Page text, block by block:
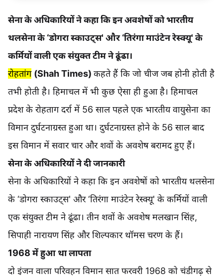
सेना के अधिकारियों ने कहा कि इन अवशेषों को भारतीय
थलसेना के ‘डोगरा स्काउट्स' और ‘तिरंगा माउंटेन रेस्क्यू' के
कर्मियों वाली एक संयुक्त टीम ने ढूंढा।
रोहतांग (Shah Times) कहते हैं कि जो चीज जब होनी होती है
तभी होती है। हिमाचल में भी कुछ ऐसा ही हुआ है। हिमाचल
प्रदेश के रोहताग दर्रा में 56 साल पहले एक भारतीय वायुसेना का
विमान दुर्घटनाग्रस्त हुआ था। दुर्घटनाग्रस्त होने के 56 साल बाद
इस विमान में सवार चार और शवों के अवशेष बरामद हुए हैं।
सेना के अधिकारियों ने दी जानकारी
सेना के अधिकारियों ने कहा कि इन अवशेषों को भारतीय थलसेना
के ‘डोगरा स्काउट्स' और ‘तिरंगा माउंटेन रेस्क्यू' के कर्मियों वाली
एक संयुक्त टीम ने ढूंढा। तीन शवों के अवशेष मलखान सिंह,
सिपाही नारायण सिंह और शिल्पकार थॉमस चरण के हैं।
1968 में हुआ था लापता
दो इंजन वाला परिवहन विमान सात फरवरी 1968 को चंडीगढ़ से